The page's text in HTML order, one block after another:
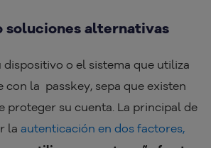
soluciones alternativas
dispositivo o el sistema que utiliza
con la passkey, sepa que existen
proteger su cuenta. La principal de
la autenticación en dos factores,